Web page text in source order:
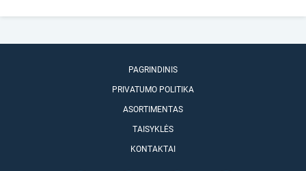
PAGRINDINIS
PRIVATUMO POLITIKA
ASORTIMENTAS
TAISYKLĖS
KONTAKTAI